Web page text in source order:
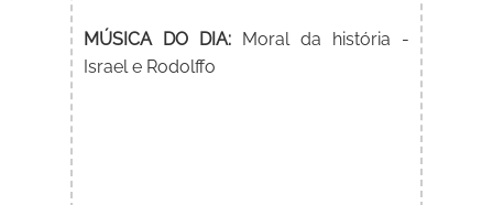
MÚSICA DO DIA: Moral da história -
Israel e Rodolffo